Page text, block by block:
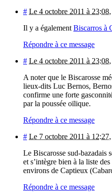
# Le 4 octobre 2011 à 23:08,
Il y a égalementBiscarros à
Répondre à ce message
# Le 4 octobre 2011 à 23:08,
A noter que le Biscarosse
lieux-dits Luc Bernos,
confirme une forte
par la poussée oïlique.
Répondre à ce message
# Le 7 octobre 2011 à 12:27,
Le Biscarosse sud-bazadais
et s’intègre bien à la liste
environs de Captieux
Répondre à ce message